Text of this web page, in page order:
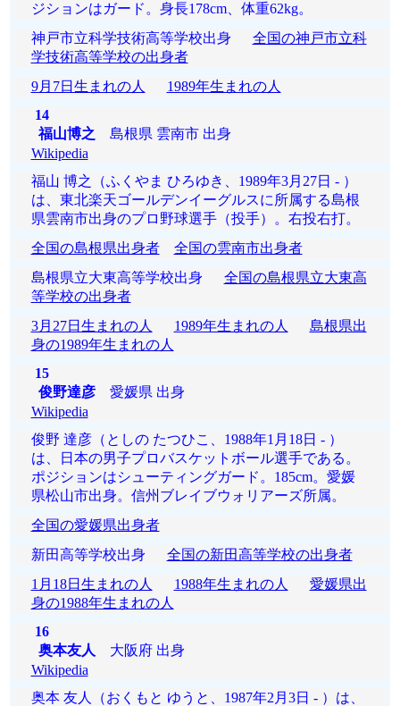
ジションはガード。身長178cm、体重62kg。
神戸市立科学技術高等学校出身 全国の神戸市立科
学技術高等学校の出身者
9月7日生まれの人
1989年生まれの人
14
福山博之 島根県 雲南市 出身
Wikipedia
福山 博之（ふくやま ひろゆき、1989年3月27日 - ）
は、東北楽天ゴールデンイーグルスに所属する島根
県雲南市出身のプロ野球選手（投手）。右投右打。
全国の島根県出身者
全国の雲南市出身者
島根県立大東高等学校出身 全国の島根県立大東高
等学校の出身者
3月27日生まれの人
1989年生まれの人
島根県出
身の1989年生まれの人
15
俊野達彦愛媛県 出身
Wikipedia
俊野 達彦（としの たつひこ、1988年1月18日 - ）
は、日本の男子プロバスケットボール選手である。
ポジションはシューティングガード。185cm。愛媛
県松山市出身。信州ブレイブウォリアーズ所属。
全国の愛媛県出身者
新田高等学校出身 全国の新田高等学校の出身者
1月18日生まれの人
1988年生まれの人
愛媛県出
身の1988年生まれの人
16
奥本友人 大阪府 出身
Wikipedia
奥本 友人（おくもと ゆうと、1987年2月3日 - ）は、